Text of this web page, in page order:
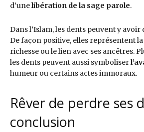
d’unelibération de la sage parole.
Dans l’Islam, les dents peuvent y
De façon positive, elles représentent la
richesse ou le lien avec ses ancêtres.
les dents peuvent aussi symboliser
humeur ou certains actes immoraux.
Rêver de perdre ses
conclusion